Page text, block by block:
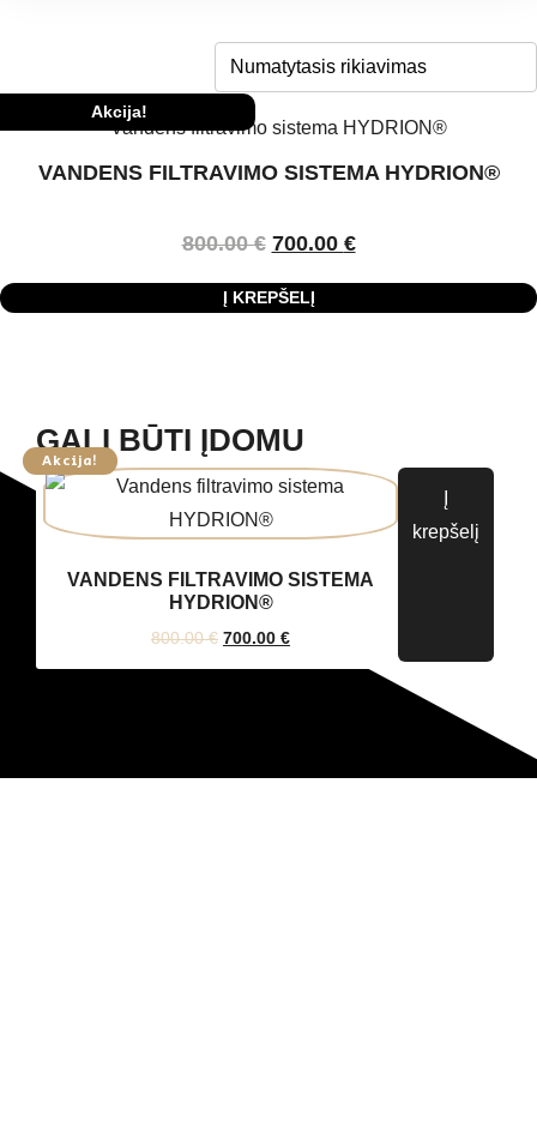
Akcija!
VANDENS FILTRAVIMO SISTEMA HYDRION®
800.00€ 700.00 €
Į KREPŠELĮ
GALI BŪTI ĮDOMU
Akcija!
VANDENS FILTRAVIMO SISTEMA
HYDRION®
800.00€ 700.00 €
krepšelį